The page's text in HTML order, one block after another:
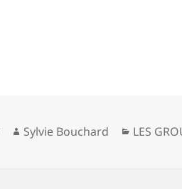
Auteur
Sylvie Bouchard LES